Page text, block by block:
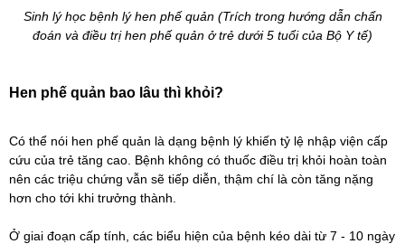
Sinh lý học bệnh lý hen phế quản (Trích trong hướng dẫn chẩn
đoán và điều trị hen phế quản ở trẻ dưới 5 tuổi của Bộ Y tế)
Hen phế quản bao lâu thì khỏi?
Có thể nói hen phế quản là dạng bệnh lý khiến tỷ lệ nhập viện cấp
cứu của trẻ tăng cao. Bệnh không có thuốc điều trị khỏi hoàn toàn
nên các triệu chứng vẫn sẽ tiếp diễn, thậm chí là còn tăng nặng
hơn cho tới khi trưởng thành.
Ở giai đoạn cấp tính, các biểu hiện của bệnh kéo dài từ 7 - 10 ngày